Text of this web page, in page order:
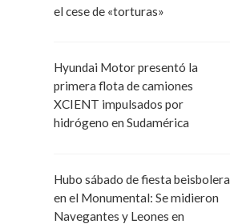
el cese de «torturas»
Hyundai Motor presentó la
primera flota de camiones
XCIENT impulsados por
hidrógeno en Sudamérica
Hubo sábado de fiesta beisbolera
en el Monumental: Se midieron
Navegantes y Leones en